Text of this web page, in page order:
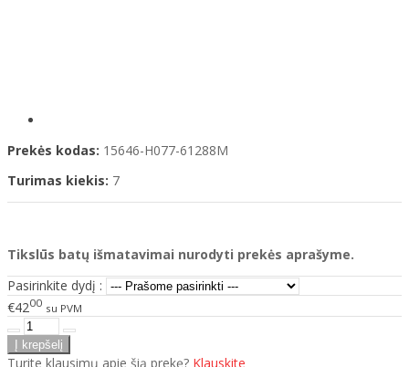
Prekės kodas: 15646-H077-61288M
Turimas kiekis: 7
Tikslūs batų išmatavimai nurodyti prekės aprašyme.
Pasirinkite dydį :
€4200 su PVM
Turite klausimų apie šią prekę? Klauskite